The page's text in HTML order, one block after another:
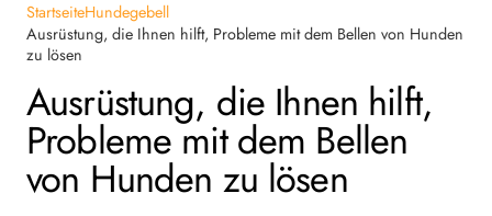
StartseiteHundegebell
Ausrüstung, die Ihnen hilft, Probleme mit dem Bellen von Hunden
zu lösen
Ausrüstung, die Ihnen hilft,
Probleme mit dem Bellen
von Hunden zu lösen